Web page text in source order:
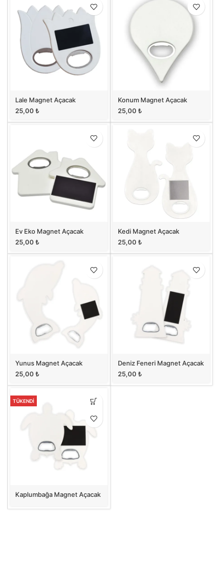
Lale Magnet Açacak
25,00 ₺
Konum Magnet Açacak
25,00 ₺
Ev Eko Magnet Açacak
25,00 ₺
Kedi Magnet Açacak
25,00 ₺
Yunus Magnet Açacak
25,00 ₺
Deniz Feneri Magnet Açacak
25,00 ₺
TÜKENDİ
Kaplumbağa Magnet Açacak